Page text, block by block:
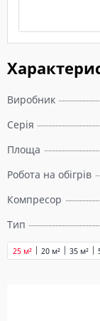
Виробник
Серія
Площа
Робота на обігрів
Компресор
Тип
20 м²
25 м² 35 м²